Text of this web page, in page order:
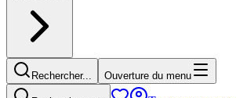
Rechercher... Ouverture du menu